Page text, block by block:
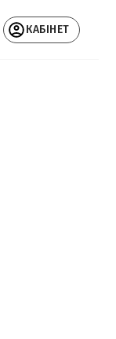
КАБІНЕТ